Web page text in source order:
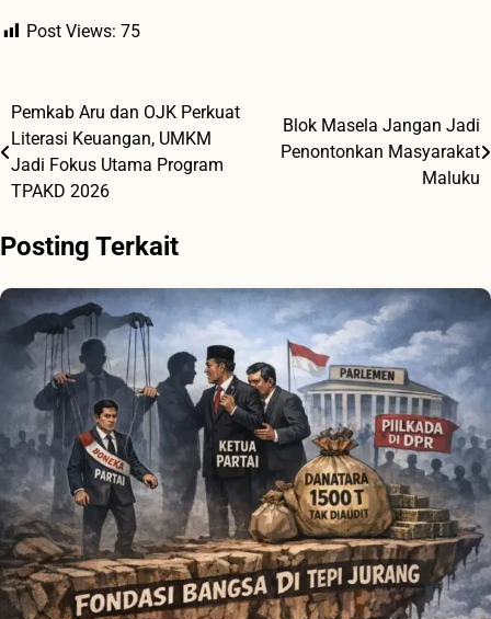
Post Views: 75
Navigasi
pos
Pemkab Aru dan OJK Perkuat
Literasi Keuangan, UMKM
Jadi Fokus Utama Program
TPAKD 2026
Blok Masela Jangan Jadi
Penontonkan Masyarakat
Maluku
Posting Terkait